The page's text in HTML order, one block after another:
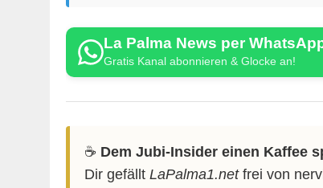
La Palma News per
Gratis Kanal abonnieren & Glocke an!
☕️ Dem Jubi-Insider einen Kaffee
Dir gefällt LaPalma1.netfrei von